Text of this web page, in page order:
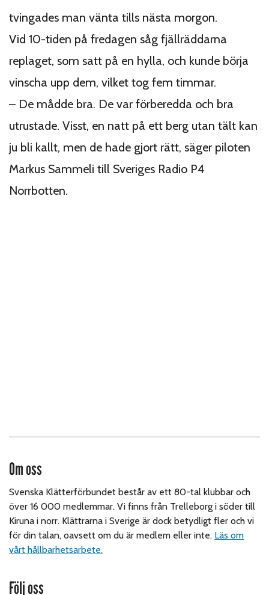
tvingades man vänta tills nästa morgon.
Vid 10-tiden på fredagen såg fjällräddarna
replaget, som satt på en hylla, och kunde börja
vinscha upp dem, vilket tog fem timmar.
– De mådde bra. De var förberedda och bra
utrustade. Visst, en natt på ett berg utan tält kan
ju bli kallt, men de hade gjort rätt, säger piloten
Markus Sammeli till Sveriges Radio P4
Norrbotten.
Om oss
Svenska Klätterförbundet består av ett 80-tal klubbar och
över 16 000 medlemmar. Vi finns från Trelleborg i söder till
Kiruna i norr. Klättrarna i Sverige är dock betydligt fler och vi
för din talan, oavsett om du är medlem eller inte. Läs om
vårt hållbarhetsarbete.
Följ oss